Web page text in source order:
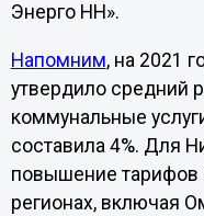
Энерго НН».
Напомним, на 2021
утвердило средний
коммунальные
составила 4%. Для
повышение тарифов
регионах, включая